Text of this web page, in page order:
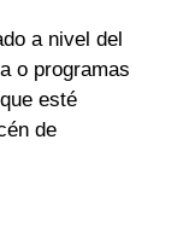
a nivel del
o programas
esté
de